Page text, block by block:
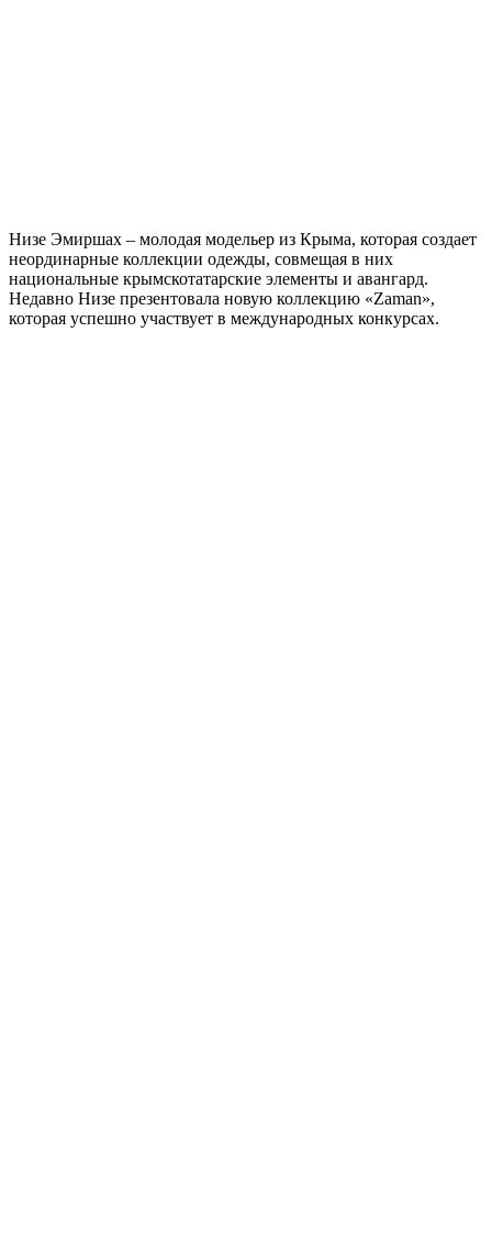
Низе Эмиршах – молодая модельер из Крыма, которая создает
неординарные коллекции одежды, совмещая в них
национальные крымскотатарские элементы и авангард.
Недавно Низе презентовала новую коллекцию «Zaman»,
которая успешно участвует в международных конкурсах.